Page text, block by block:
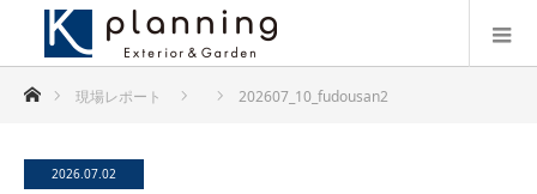
ホーム現場レポート 202607_10_fudousan2
2026.07.02